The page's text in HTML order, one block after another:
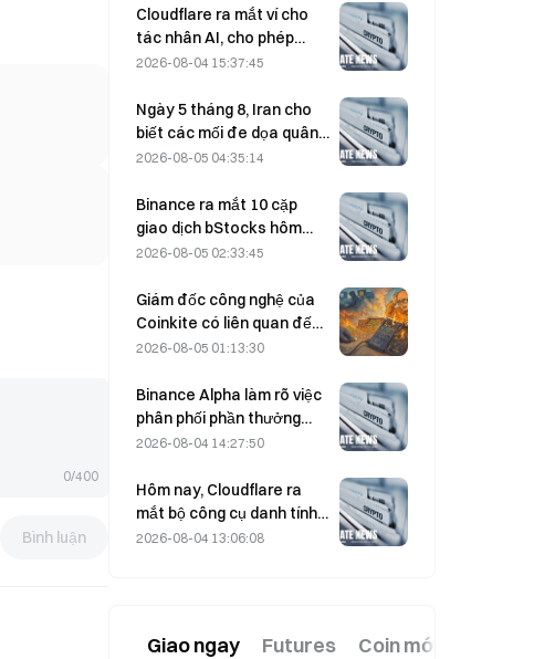
0/400
Bình luận
đã hứng chịu “một cuộc
tấn công an ninh”.
Cloudflare ra mắt ví cho
tác nhân AI, cho phép
thanh toán API tự chủ vào
2026-08-04 15:37:45
Ngày 5 tháng 8, Iran cho
biết các mối đe dọa quân
sự của Mỹ đã khiến thỏa
Hormuz bị trì hoãn.
2026-08-05 04:35:14
Binance ra mắt 10 cặp
giao dịch bStocks hôm
nay lúc 20:00 (UTC+8),
2026-08-05 02:33:45
Giám đốc công nghệ của
Coinkite có liên quan đến
sự cố khai thác lỗ hổng
tấn công gây thiệt hại 114
triệu USD
2026-08-05 01:13:30
Binance Alpha làm rõ việc
phân phối phần thưởng
MarsCoin: Phần thưởng sẽ
người dùng nắm giữ token
trong ví; người dùng CEX sẽ
nhận SPCXB nếu số dư
2026-08-04 14:27:50
Hôm nay, Cloudflare ra
mắt bộ công cụ danh tính
và ví dành cho các tác
2026-08-04 13:06:08
Giao ngay Futures Coin mới